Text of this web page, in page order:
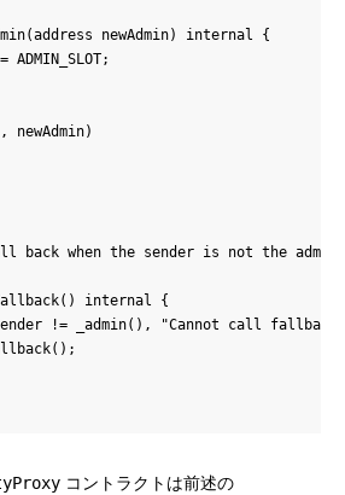
newAdmin) internal {
ADMIN_SLOT;
newAdmin)
back when the sender is not the admin.
internal {
!= _admin(), "Cannot call
コントラクトは前述の